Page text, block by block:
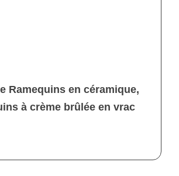
Ramequins en céramique,
à crème brûlée en vrac